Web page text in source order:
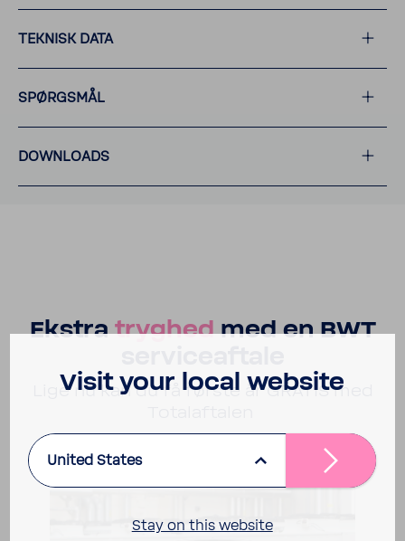
TEKNISK DATA
SPØRGSMÅL
DOWN­LOADS
Ekstratryghedmed en BWT
Lige nu kan du få første år GRATIS med
Visit your local website
United States
Stay on this website